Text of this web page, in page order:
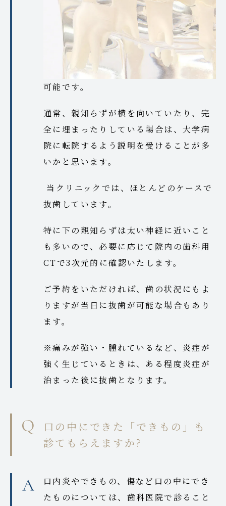
可能です。
通常、親知らずが横を向いていたり、完
全に埋まったりしている場合は、大学病
院に転院するよう説明を受けることが多
いかと思います。
当クリニックでは、ほとんどのケースで
抜歯しています。
特に下の親知らずは太い神経に近いこと
も多いので、必要に応じて院内の歯科用
CTで3次元的に確認いたします。
ご予約をいただければ、歯の状況にもよ
りますが当日に抜歯が可能な場合もあり
ます。
※痛みが強い・腫れているなど、炎症が
強く生じているときは、ある程度炎症が
治まった後に抜歯となります。
口の中にできた「できもの」も
診てもらえますか?
口内炎やできもの、傷など口の中にでき
たものについては、歯科医院で診ること